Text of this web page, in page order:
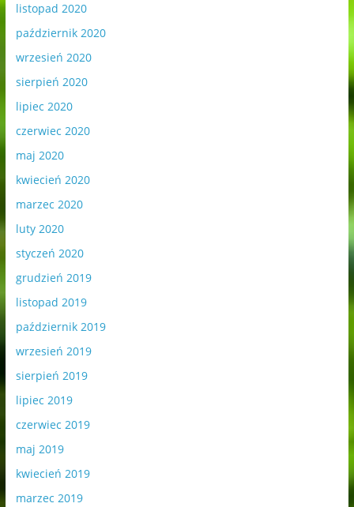
listopad 2020
październik 2020
wrzesień 2020
sierpień 2020
lipiec 2020
czerwiec 2020
maj 2020
kwiecień 2020
marzec 2020
luty 2020
styczeń 2020
grudzień 2019
listopad 2019
październik 2019
wrzesień 2019
sierpień 2019
lipiec 2019
czerwiec 2019
maj 2019
kwiecień 2019
marzec 2019